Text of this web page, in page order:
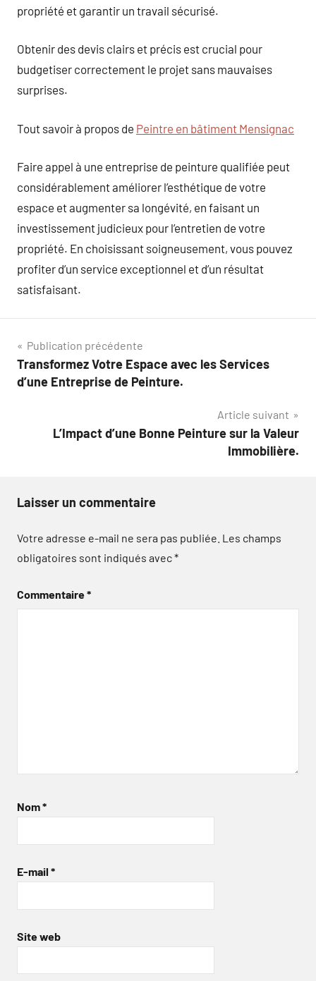
propriété et garantir un travail sécurisé.
Obtenir des devis clairs et précis est crucial pour
budgetiser correctement le projet sans mauvaises
surprises.
Tout savoir à propos de Peintre en bâtiment Mensignac
Faire appel à une entreprise de peinture qualifiée peut
considérablement améliorer l’esthétique de votre
espace et augmenter sa longévité, en faisant un
investissement judicieux pour l’entretien de votre
propriété. En choisissant soigneusement, vous pouvez
profiter d’un service exceptionnel et d’un résultat
satisfaisant.
Navigation
de
Publication précédente
Transformez Votre Espace avec les Services
d’une Entreprise de Peinture.
Article suivant
L’Impact d’une Bonne Peinture sur la Valeur
Immobilière.
Laisser un commentaire
Votre adresse e-mail ne sera pas publiée. Les champs
obligatoires sont indiqués avec*
Commentaire*
Nom*
E-mail *
Site web